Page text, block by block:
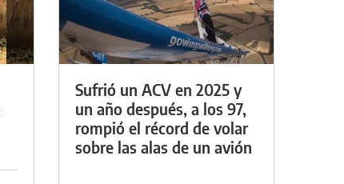
Sufrió un ACV en 2025 y
un año después, a los 97,
rompió el récord de volar
sobre las alas de un avión